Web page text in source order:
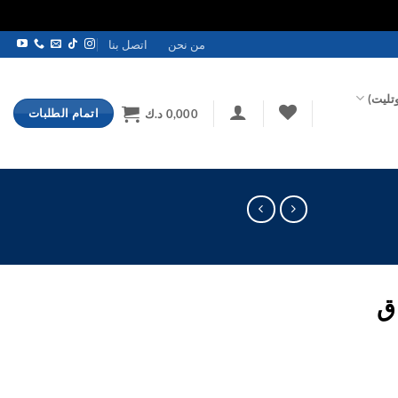
من نحن اتصل بنا
0,000 د.ك اتمام الطلبات